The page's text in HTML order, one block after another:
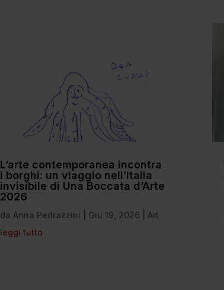
L’arte contemporanea incontra
i borghi: un viaggio nell’Italia
invisibile di Una Boccata d’Arte
2026
da Anna Pedrazzini Giu 19, 2026
Art
leggi tutto